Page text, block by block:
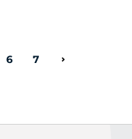
6 7 Page suivante